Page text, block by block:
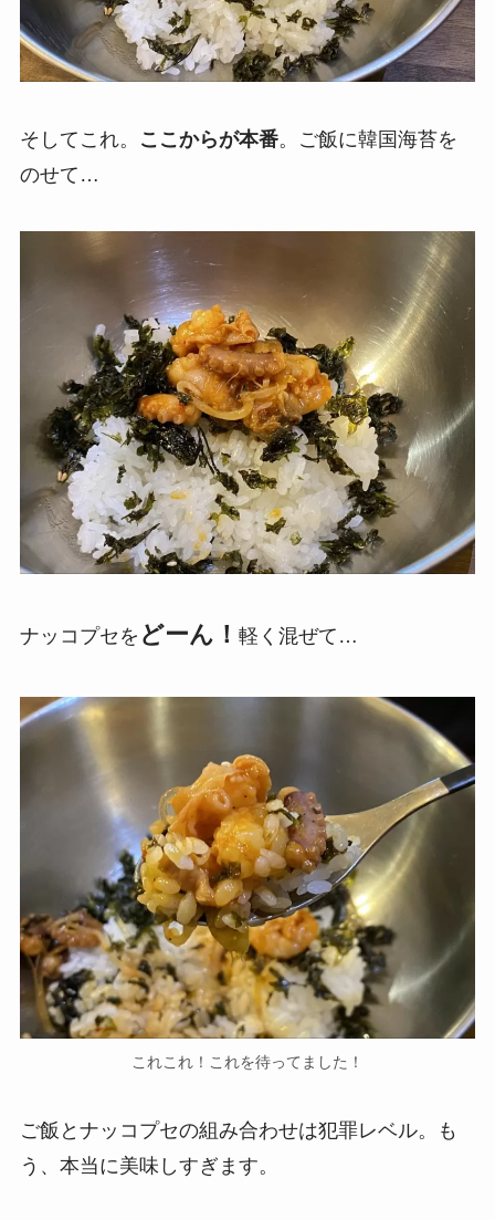
そしてこれ。 ここからが本番。ご飯に韓国海苔を
のせて…
ナッコプセを どーん！ 軽く混ぜて…
これこれ！これを待ってました！
ご飯とナッコプセの組み合わせは犯罪レベル。も
う、本当に美味しすぎます。